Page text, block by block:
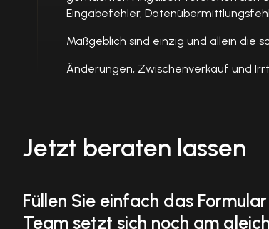
Eingabefehler,
Maßgeblich sind einzig und allein die
Änderungen, Zwischenverkauf und
Jetzt beraten lassen
Füllen Sie einfach das
Team setzt sich noch am